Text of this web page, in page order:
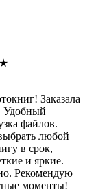
★
Заказала
Удобный
файлов.
любой
в срок,
и яркие.
Рекомендую
моменты!